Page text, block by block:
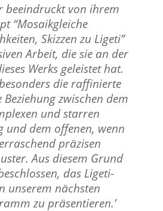
beeindruckt von ihrem
“Mosaikgleiche
Skizzen zu Ligeti”
Arbeit, die sie an der
Werks geleistet hat.
die raffinierte
zwischen dem
und starren
und dem offenen, wenn
präzisen
Aus diesem Grund
das Ligeti-
unserem nächsten
zu präsentieren.’